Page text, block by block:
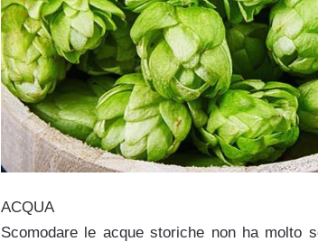
ACQUA
Scomodare le acque storiche non ha molto